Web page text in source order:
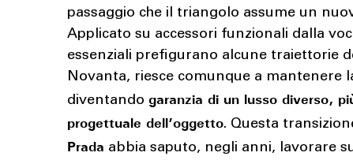
passaggio che il triangolo assume un
Applicato su accessori funzionali dalla
essenziali prefigurano alcune traiettorie
Novanta, riesce comunque a mantenere
diventandogaranzia di un lusso diverso,
progettuale dell’oggetto. Questa
Prada abbia saputo, negli anni, lavorare